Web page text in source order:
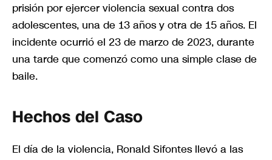
prisión por ejercer violencia sexual contra dos
adolescentes, una de 13 años y otra de 15 años. El
incidente ocurrió el 23 de marzo de 2023, durante
una tarde que comenzó como una simple clase de
baile.
Hechos del Caso
El día de la violencia, Ronald Sifontes llevó a las